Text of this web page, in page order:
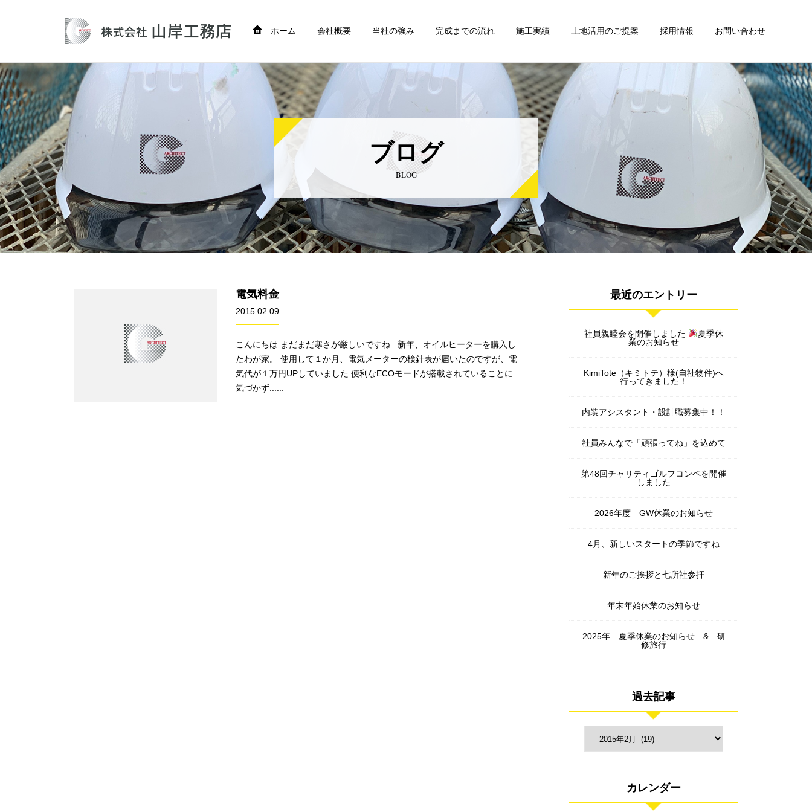
ホーム 会社概要 当社の強み 完成までの流れ 施工実績 土地活用のご提案 採用情報 お問い合わせ
ブログ
BLOG
電気料金
2015.02.09
こんにちは まだまだ寒さが厳しいですね 新年、オイルヒーターを購入し
たわが家。 使用して１か月、電気メーターの検針表が届いたのですが、電
気代が１万円UPしていました 便利なECOモードが搭載されていることに
気づかず......
最近のエントリー
社員親睦会を開催しました
夏季休
業のお知らせ
KimiTote（キミトテ）様(自社物件)へ
行ってきました！
内装アシスタント・設計職募集中！！
社員みんなで「頑張ってね」を込めて
第48回チャリティゴルフコンペを開催
しました
2026年度 GW休業のお知らせ
4月、新しいスタートの季節ですね
新年のご挨拶と七所社参拝
年末年始休業のお知らせ
2025年 夏季休業のお知らせ & 研
修旅行
過去記事
カレンダー